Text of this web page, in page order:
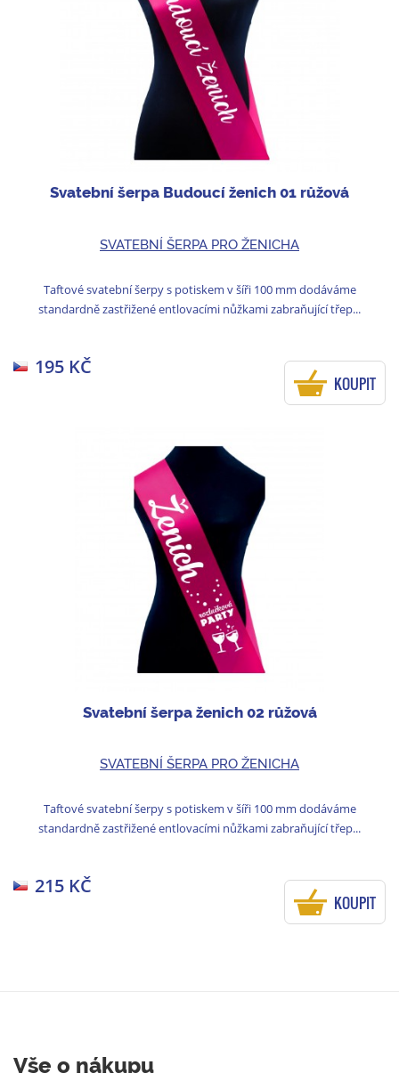
Svatební šerpa Budoucí ženich 01 růžová
SVATEBNÍ ŠERPA PRO ŽENICHA
Taftové svatební šerpy s potiskem v šíři 100 mm dodáváme
standardně zastřižené entlovacími nůžkami zabraňující třep...
195 KČ
KOUPIT
Svatební šerpa ženich 02 růžová
SVATEBNÍ ŠERPA PRO ŽENICHA
Taftové svatební šerpy s potiskem v šíři 100 mm dodáváme
standardně zastřižené entlovacími nůžkami zabraňující třep...
215 KČ
KOUPIT
Vše o nákupu